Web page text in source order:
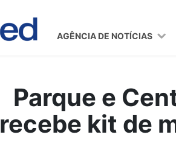
AGÊNCIA DE NOTÍCIAS
Parque e
recebe kit de